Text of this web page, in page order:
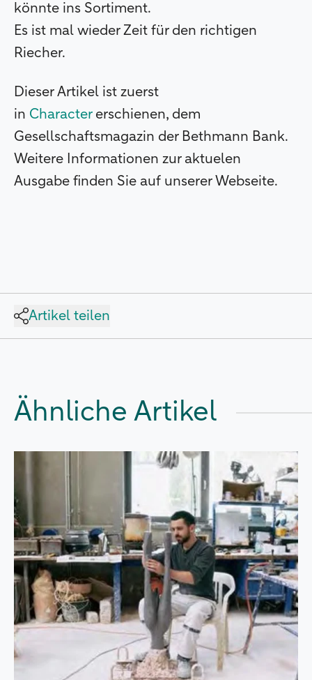
könnte ins Sortiment.
Es ist mal wieder Zeit für den richtigen
Riecher.
Dieser Artikel ist zuerst
in Charactererschienen, dem
Gesellschaftsmagazin der Bethmann Bank.
Weitere Informationen zur aktuelen
Ausgabe finden Sie auf unserer Webseite.
Artikel teilen
Ähnliche Artikel